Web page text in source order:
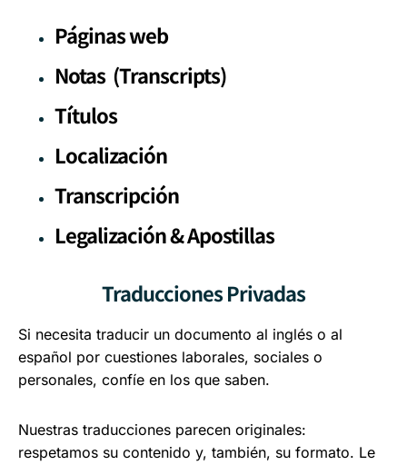
Páginas web
Notas (Transcripts)
Títulos
Localización
Transcripción
Legalización & Apostillas
Traducciones Privadas
Si necesita traducir un documento al inglés o al
español por cuestiones laborales, sociales o
personales, confíe en los que saben.
Nuestras traducciones parecen originales:
respetamos su contenido y, también, su formato. Le